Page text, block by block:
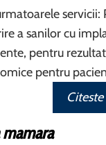
servicii:
a sanilor cu
pentru
pentru